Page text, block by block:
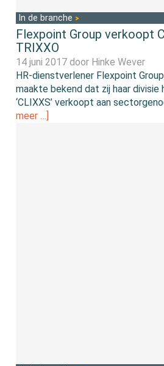
In de branche
Flexpoint Group verkoopt
TRIXXO
14 juni 2017 door Hinke Wever
HR-dienstverlener Flexpoint
maakte bekend dat zij haar divisie
‘CLIXXS’ verkoopt aan
meer …]